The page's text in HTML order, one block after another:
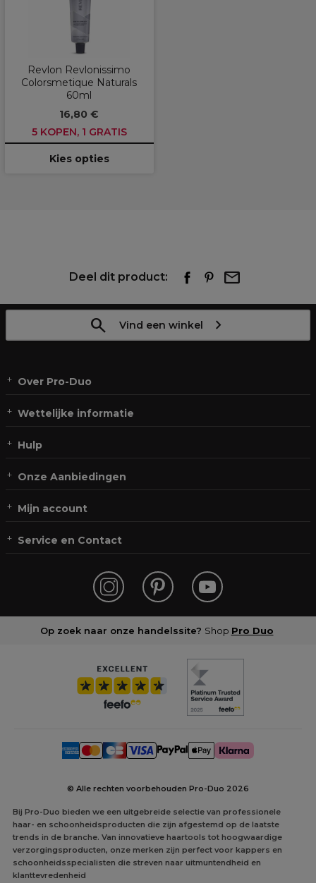
Revlon Revlonissimo
Colorsmetique Naturals
60ml
16,80 €
5 KOPEN, 1 GRATIS
Kies opties
Deel dit product:
Vind een winkel
Over Pro-Duo
Wettelijke informatie
Hulp
Onze Aanbiedingen
Mijn account
Service en Contact
Op zoek naar onze handelssite? Shop Pro Duo
© Alle rechten voorbehouden Pro-Duo 2026
Bij Pro-Duo bieden we een uitgebreide selectie van professionele
haar- en schoonheidsproducten die zijn afgestemd op de laatste
trends in de branche. Van innovatieve haartools tot hoogwaardige
verzorgingsproducten, onze merken zijn perfect voor kappers en
schoonheidsspecialisten die streven naar uitmuntendheid en
klanttevredenheid